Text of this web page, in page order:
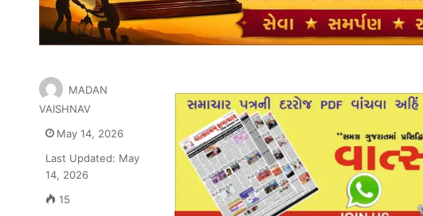
MADAN
VAISHNAV
May 14, 2026
Last Updated: May
14, 2026
15